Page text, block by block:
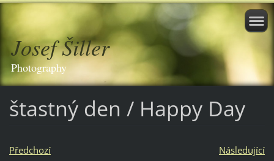
Josef Šiller
Photography
štastný den / Happy Day
Předchozí
Následující